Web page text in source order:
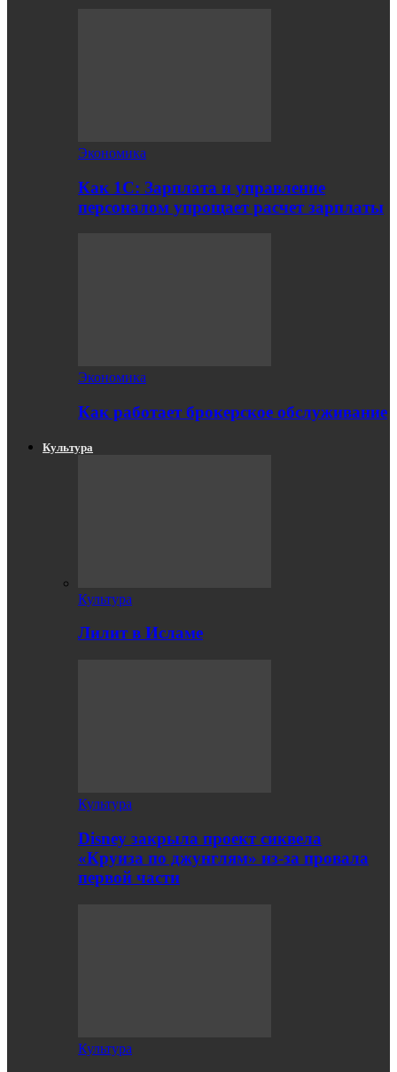
Экономика
Как 1С: Зарплата и управление
персоналом упрощает расчет зарплаты
Экономика
Как работает брокерское обслуживание
Культура
Культура
Лилит в Исламе
Культура
Disney закрыла проект сиквела
«Круиза по джунглям» из-за провала
первой части
Культура